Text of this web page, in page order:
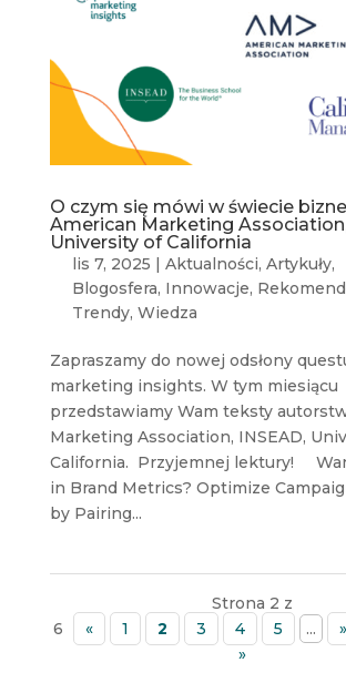
O czym się mówi w świecie
American Marketing
University of California
lis 7, 2025 | Aktualności, Artykuły,
Blogosfera, Innowacje,
Trendy, Wiedza
Zapraszamy do nowej odsłony
marketing insights. W tym miesiącu
przedstawiamy Wam teksty
Marketing Association, INSEAD,
California. Przyjemnej lektury!
in Brand Metrics? Optimize
by Pairing...
Strona 2 z
6
« 1 2 3 4 5 ... »
»